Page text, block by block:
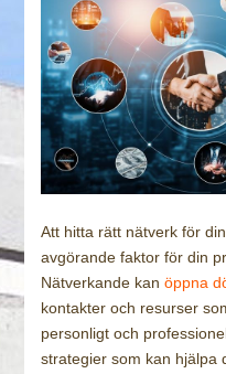
Att hitta rätt nätverk för
avgörande faktor för din
Nätverkande kanöppna
kontakter och resurser
personligt och
strategier som kan hjälpa